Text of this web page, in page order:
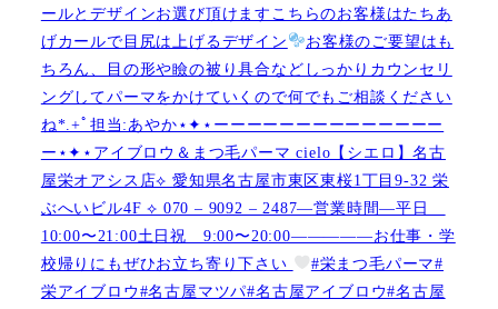
ールとデザインお選び頂けますこちらのお客様はたちあ
げカールで目尻は上げるデザイン
お客様のご要望はも
ちろん、目の形や瞼の被り具合などしっかりカウンセリ
ングしてパーマをかけていくので何でもご相談ください
ね︎︎︎*.+ﾟ担当:あやか⋆✦⋆ーーーーーーーーーーーーーー
ー⋆✦⋆アイブロウ＆まつ毛パーマ cielo【シエロ】名古
屋栄オアシス店︎︎⟡ 愛知県名古屋市東区東桜1丁目9-32 栄
ぶへいビル4F ︎︎⟡ 070 – 9092 – 2487—営業時間—平日
10:00〜21:00土日祝 9:00〜20:00—————お仕事・学
校帰りにもぜひお立ち寄り下さい
#栄まつ毛パーマ#
栄アイブロウ#名古屋マツパ#名古屋アイブロウ#名古屋